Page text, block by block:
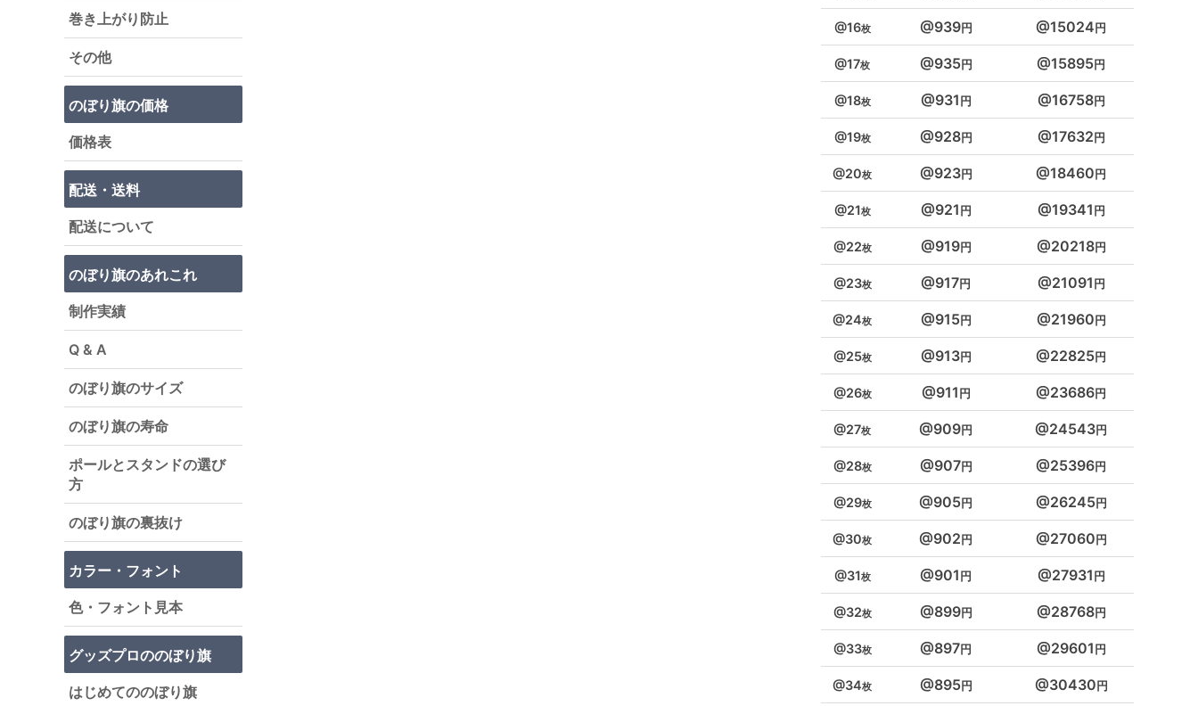
16 939 15024
17 935 15895
18 931 16758
19 928 17632
20 923 18460
21 921 19341
22 919 20218
23 917 21091
24 915 21960
25 913 22825
26 911 23686
27 909 24543
28 907 25396
29 905 26245
30 902 27060
31 901 27931
32 899 28768
33 897 29601
34 895 30430
巻き上がり防止
その他
のぼり旗の価格
価格表
配送・送料
配送について
のぼり旗のあれこれ
制作実績
Q & A
のぼり旗のサイズ
のぼり旗の寿命
ポールとスタンドの選び
方
のぼり旗の裏抜け
カラー・フォント
色・フォント見本
グッズプロののぼり旗
はじめてののぼり旗